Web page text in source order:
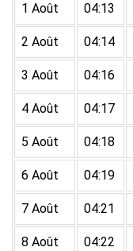
1 Août 04:13
2 Août 04:14
3 Août 04:16
4 Août 04:17
5 Août 04:18
6 Août 04:19
7 Août 04:21
8 Août 04:22